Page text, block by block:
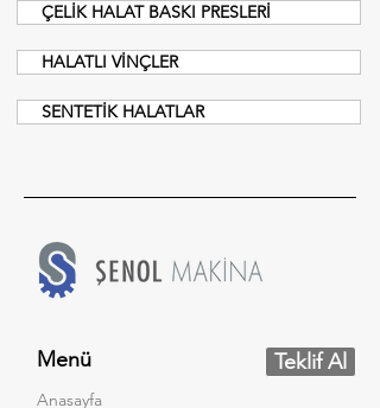
ÇELİK HALAT BASKI PRESLERİ
HALATLI VİNÇLER
SENTETİK HALATLAR
Menü Teklif Al
Anasayfa